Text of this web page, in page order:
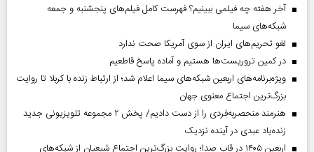
آخر هفته چه فیلمی ببینیم؟ فهرست کامل فیلم‌های پنجشنبه و جمعه
شبکه‌های سیما
لغو تحریم‌های ایران از سوی آمریکا صحت ندارد
در کمین تروریست‌ها هستیم و آماده پاسخ قاطعیم
ویژه‌برنامه‌های اربعین شبکه‌های سیما اعلام شد؛ از ارتباط زنده با کربلا تا روایت
بزرگ‌ترین اجتماع معنوی جهان
هنرمند منحصر‌به‌فردی را از دست دادیم/ پخش ۲ مجموعه تلویزیونی جدید
زنده‌یاد عبدی در آینده نزدیک
اربعین ۱۴۰۵ در قاب صدا؛ روایت بزرگ‌ترین اجتماع شیعیان از شبکه‌های